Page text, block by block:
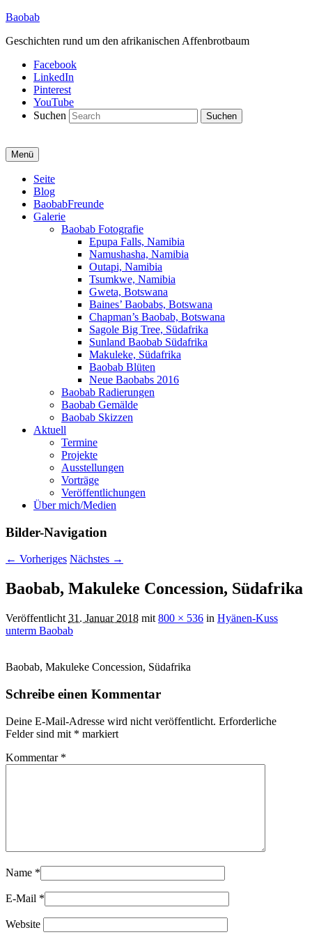
Baobab
Geschichten rund um den afrikanischen Affenbrotbaum
Facebook
LinkedIn
Pinterest
YouTube
Suchen
Menü
Primäres
Menü
Seite
Blog
BaobabFreunde
Galerie
Baobab Fotografie
Epupa Falls, Namibia
Namushasha, Namibia
Outapi, Namibia
Tsumkwe, Namibia
Gweta, Botswana
Baines’ Baobabs, Botswana
Chapman’s Baobab, Botswana
Sagole Big Tree, Südafrika
Sunland Baobab Südafrika
Makuleke, Südafrika
Baobab Blüten
Neue Baobabs 2016
Baobab Radierungen
Baobab Gemälde
Baobab Skizzen
Aktuell
Termine
Projekte
Ausstellungen
Vorträge
Veröffentlichungen
Über mich/Medien
Bilder-Navigation
← Vorheriges Nächstes →
Baobab, Makuleke Concession, Südafrika
Veröffentlicht 31. Januar 2018 mit 800 × 536 in Hyänen-Kuss
unterm Baobab
Baobab, Makuleke Concession, Südafrika
Schreibe einen Kommentar
Deine E-Mail-Adresse wird nicht veröffentlicht. Erforderliche
Felder sind mit * markiert
Kommentar *
Name *
E-Mail *
Website